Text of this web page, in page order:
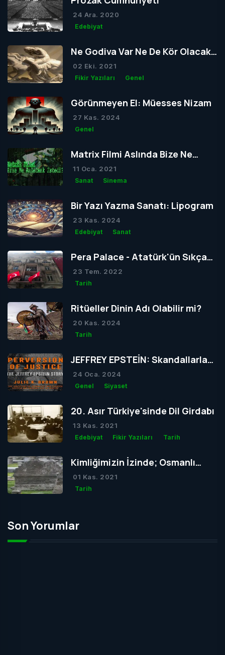
24 Ara. 2020
Edebiyat
Ne Godiva Var Ne De Kör Olacak
Tom
02 Eki. 2021
Fikir Yazıları Genel
Görünmeyen El: Müesses Nizam
27 Kas. 2024
Genel
Matrix Filmi Aslında Bize Ne
Anlatmak İstedi?
11 Oca. 2021
Sanat Sinema
Bir Yazı Yazma Sanatı: Lipogram
23 Kas. 2024
Edebiyat Sanat
Pera Palace - Atatürk'ün Sıkça
Konakladığı Otel
23 Tem. 2022
Tarih
Ritüeller Dinin Adı Olabilir mi?
20 Kas. 2024
Tarih
JEFFREY EPSTEİN: Skandallarla
Dolu Bir Hayatın Ardındaki Gizem
24 Oca. 2024
Genel Siyaset
20. Asır Türkiye'sinde Dil Girdabı
13 Kas. 2021
Edebiyat Fikir Yazıları Tarih
Kimliğimizin İzinde; Osmanlı
Mezar Taşları
01 Kas. 2021
Tarih
Son Yorumlar